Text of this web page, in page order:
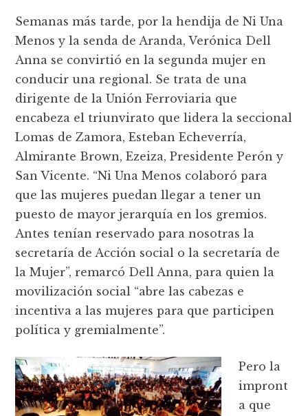
Semanas más tarde, por la hendija de Ni Una
Menos y la senda de Aranda, Verónica Dell
Anna se convirtió en la segunda mujer en
conducir una regional. Se trata de una
dirigente de la Unión Ferroviaria que
encabeza el triunvirato que lidera la seccional
Lomas de Zamora, Esteban Echeverría,
Almirante Brown, Ezeiza, Presidente Perón y
San Vicente. “Ni Una Menos colaboró para
que las mujeres puedan llegar a tener un
puesto de mayor jerarquía en los gremios.
Antes tenían reservado para nosotras la
secretaría de Acción social o la secretaría de
la Mujer”, remarcó Dell Anna, para quien la
movilización social “abre las cabezas e
incentiva a las mujeres para que participen
política y gremialmente”.
Pero la
impront
a que